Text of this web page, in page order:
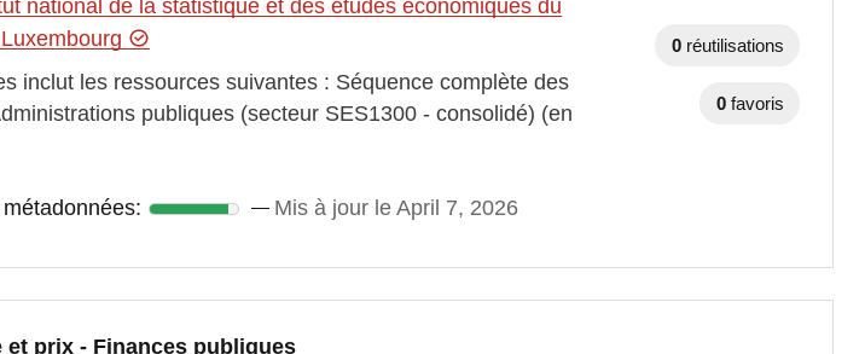
national de la statistique et des études économiques du
inclut les ressources suivantes : Séquence complète des
publiques (secteur SES1300 - consolidé) (en
Mis à jour le April 7, 2026
0 réutilisations
0 favoris
et prix - Finances publiques